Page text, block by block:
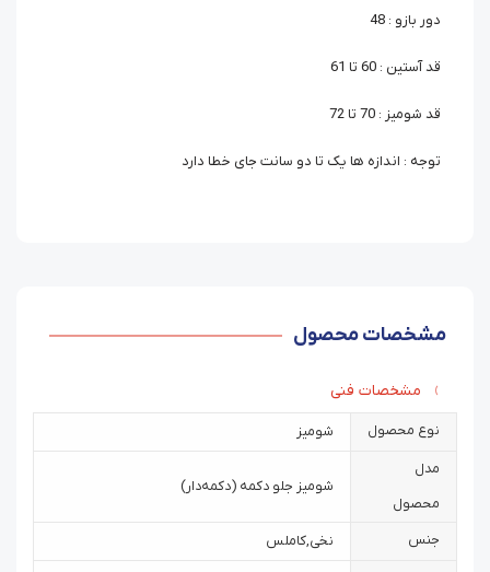
دور بازو : 48
قد آستین : 60 تا 61
قد شومیز : 70 تا 72
توجه : اندازه ها یک تا دو سانت جای خطا دارد
مشخصات محصول
مشخصات فنی
نوع محصول شومیز
مدل
محصول
شومیز جلو دکمه (دکمه‌دار)
جنس نخی,کاملس